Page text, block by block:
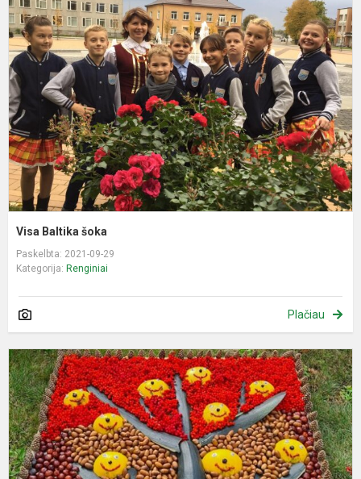
Visa Baltika šoka
Paskelbta: 2021-09-29
Kategorija: Renginiai
Plačiau